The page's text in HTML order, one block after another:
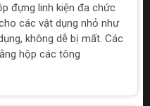
đựng linh kiện đa chức
các vật dụng nhỏ như
không dễ bị mất. Các
hộp các tông